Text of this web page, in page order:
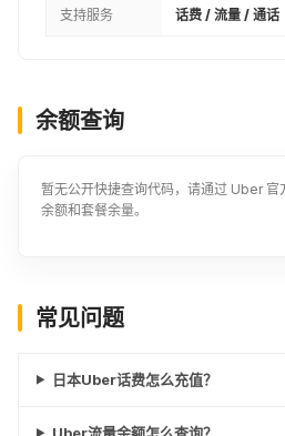
支持服务 话费 / 流量 / 通话
余额查询
暂无公开快捷查询代码，请通过 Uber
余额和套餐余量。
常见问题
日本Uber话费怎么充值？
Uber流量余额怎么查询？